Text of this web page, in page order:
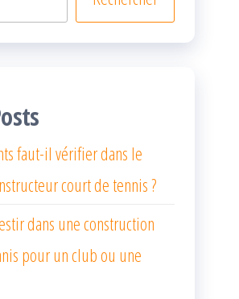
faut-il vérifier dans le
court de tennis ?
dans une construction
pour un club ou une